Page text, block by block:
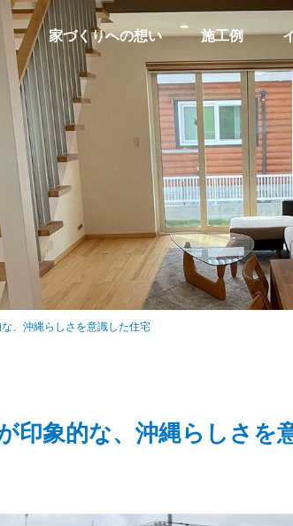
家づくりへの想い 施工例
、沖縄らしさを意識した住宅
印象的な、沖縄らしさを